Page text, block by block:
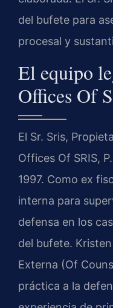
del bufete para
procesal y
El equipo
Offices Of
El Sr. Sris,
Offices Of SRIS,
1997. Como ex
interna para
defensa en los
del bufete.
Externa (Of
práctica a la